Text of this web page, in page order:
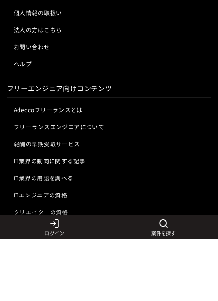
個人情報の取扱い
法人の方はこちら
お問い合わせ
ヘルプ
フリーエンジニア向けコンテンツ
Adeccoフリーランスとは
フリーランスエンジニアについて
報酬の早期受取サービス
IT業界の動向に関する記事
IT業界の用語を調べる
ITエンジニアの資格
クリエイターの資格
言語から探す
ログイン 案件を探す